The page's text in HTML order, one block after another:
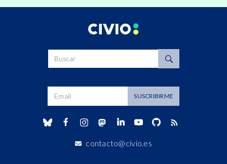
Buscar
Dirección de correo SUSCRIBIRME
contacto@civio.es